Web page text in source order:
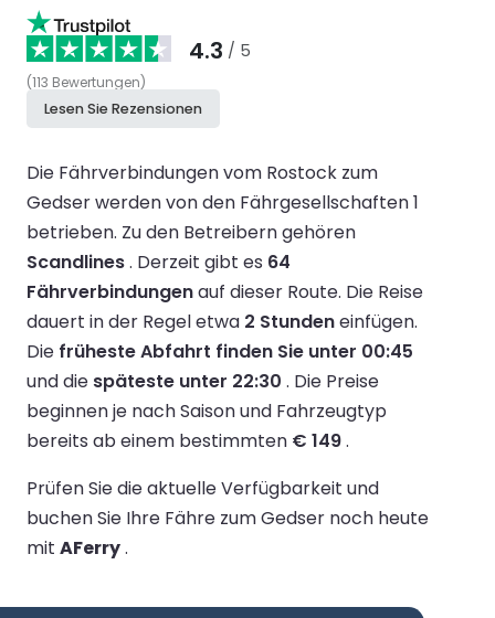
4.3 / 5
(113 Bewertungen)
Lesen Sie Rezensionen
Die Fährverbindungen vom Rostock zum
Gedser werden von den Fährgesellschaften 1
betrieben. Zu den Betreibern gehören
Scandlines. Derzeit gibt es 64
Fährverbindungenauf dieser Route. Die Reise
dauert in der Regel etwa 2 Stundeneinfügen.
Die früheste Abfahrt finden Sie unter 00:45
und die späteste unter 22:30 . Die Preise
beginnen je nach Saison und Fahrzeugtyp
bereits ab einem bestimmten € 149.
Prüfen Sie die aktuelle Verfügbarkeit und
buchen Sie Ihre Fähre zum Gedser noch heute
mit AFerry.